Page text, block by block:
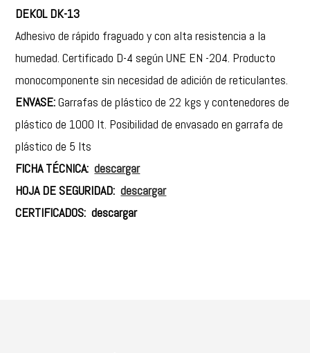
DEKOL DK-13
Adhesivo de rápido fraguado y con alta resistencia a la
humedad. Certificado D-4 según UNE EN -204. Producto
monocomponente sin necesidad de adición de reticulantes.
ENVASE:Garrafas de plástico de 22 kgs y contenedores de
plástico de 1000 lt. Posibilidad de envasado en garrafa de
plástico de 5 lts
FICHA TÉCNICA:descargar
HOJA DE SEGURIDAD:descargar
CERTIFICADOS: descargar